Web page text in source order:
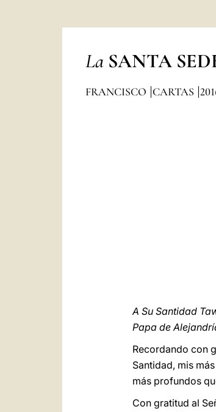
La SANTA
FRANCISCO CARTAS
A Su Santidad
Papa de
Recordando con
Santidad, mis
más profundos
Con gratitud al